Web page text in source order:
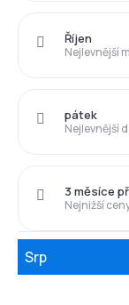
Nejlevnější
Říjen
Nejlevnější
pátek
Nejnižší
3 měsíce
Srp